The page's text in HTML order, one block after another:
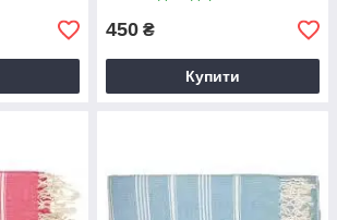
450 ₴
Купити